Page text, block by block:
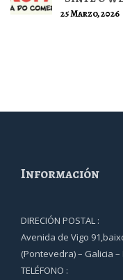
25 Marzo, 2026
Información
DIRECIÓN POSTAL :
Avenida de Vigo
(Pontevedra) – Galicia –
TELÉFONO :